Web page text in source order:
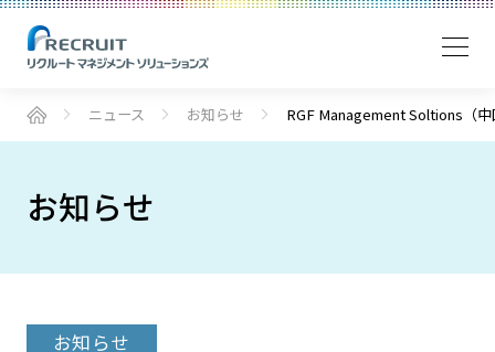
ニュース お知らせ RGF Management Soltions（
お知らせ
お知らせ